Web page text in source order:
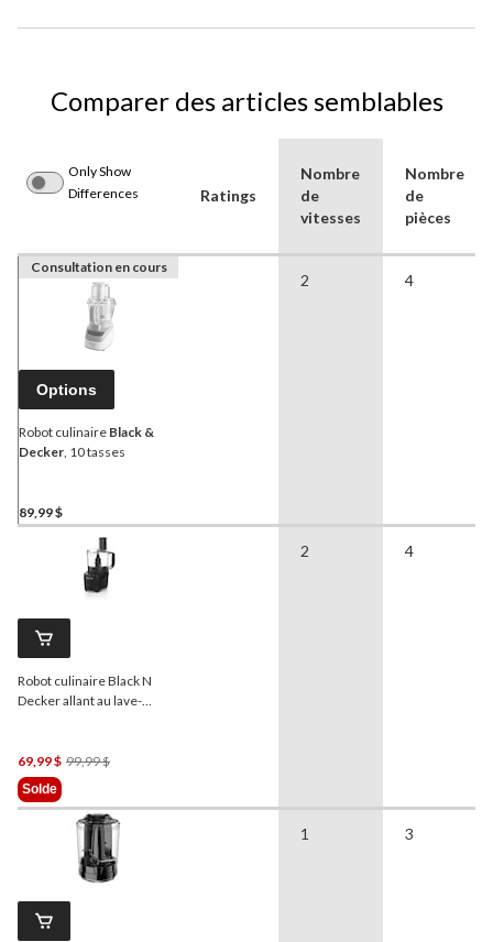
Comparer des articles semblables
Only Show
Differences
Ratings
Nombre
de
vitesses
Nombre
de
pièces
Consultation en cours
Options
Robot culinaire Black &
Decker , 10 tasses
89,99 $
2 4
Robot culinaire Black N
Decker allant au lave-
69,99 $ 99,99 $Prix
99,99 $
Solde
2 4
1 3